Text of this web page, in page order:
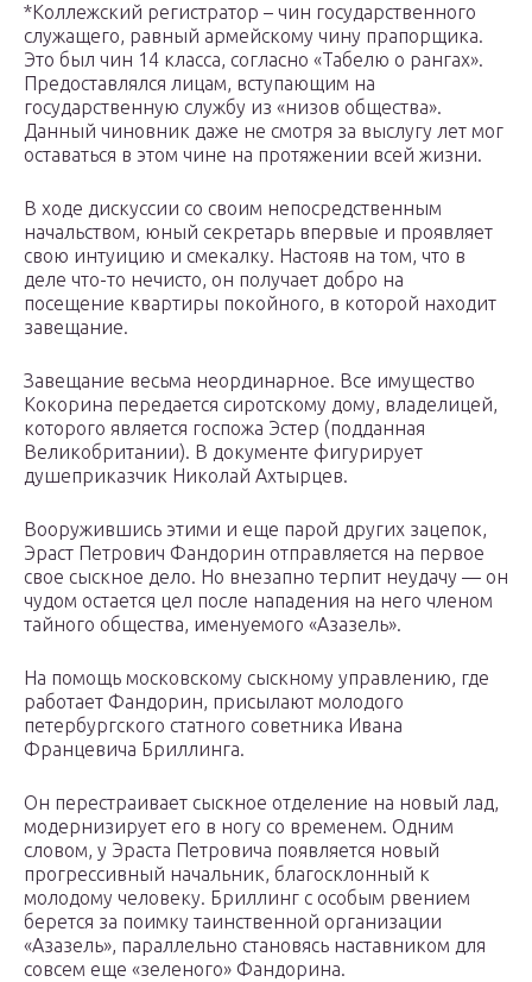
*Коллежский регистратор – чин государственного
служащего, равный армейскому чину прапорщика.
Это был чин 14 класса, согласно «Табелю о рангах».
Предоставлялся лицам, вступающим на
государственную службу из «низов общества».
Данный чиновник даже не смотря за выслугу лет мог
оставаться в этом чине на протяжении всей жизни.
В ходе дискуссии со своим непосредственным
начальством, юный секретарь впервые и проявляет
свою интуицию и смекалку. Настояв на том, что в
деле что-то нечисто, он получает добро на
посещение квартиры покойного, в которой находит
завещание.
Завещание весьма неординарное. Все имущество
Кокорина передается сиротскому дому, владелицей,
которого является госпожа Эстер (подданная
Великобритании). В документе фигурирует
душеприказчик Николай Ахтырцев.
Вооружившись этими и еще парой других зацепок,
Эраст Петрович Фандорин отправляется на первое
свое сыскное дело. Но внезапно терпит неудачу — он
чудом остается цел после нападения на него членом
тайного общества, именуемого «Азазель».
На помощь московскому сыскному управлению, где
работает Фандорин, присылают молодого
петербургского статного советника Ивана
Францевича Бриллинга.
Он перестраивает сыскное отделение на новый лад,
модернизирует его в ногу со временем. Одним
словом, у Эраста Петровича появляется новый
прогрессивный начальник, благосклонный к
молодому человеку. Бриллинг с особым рвением
берется за поимку таинственной организации
«Азазель», параллельно становясь наставником для
совсем еще «зеленого» Фандорина.